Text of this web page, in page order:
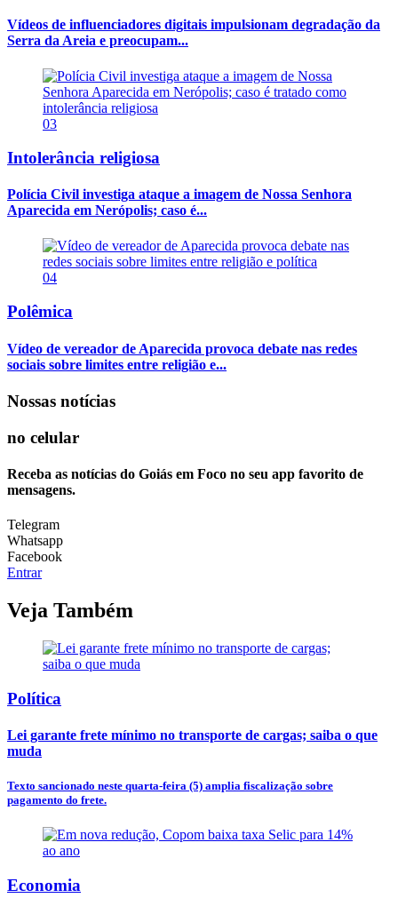
Vídeos de influenciadores digitais impulsionam degradação da
Serra da Areia e preocupam...
03
Intolerância religiosa
Polícia Civil investiga ataque a imagem de Nossa Senhora
Aparecida em Nerópolis; caso é...
04
Polêmica
Vídeo de vereador de Aparecida provoca debate nas redes
sociais sobre limites entre religião e...
Nossas notícias
no celular
Receba as notícias do Goiás em Foco no seu app favorito de
mensagens.
Telegram
Whatsapp
Facebook
Entrar
Veja Também
Política
Lei garante frete mínimo no transporte de cargas; saiba o que
muda
Texto sancionado neste quarta-feira (5) amplia fiscalização sobre
pagamento do frete.
Economia